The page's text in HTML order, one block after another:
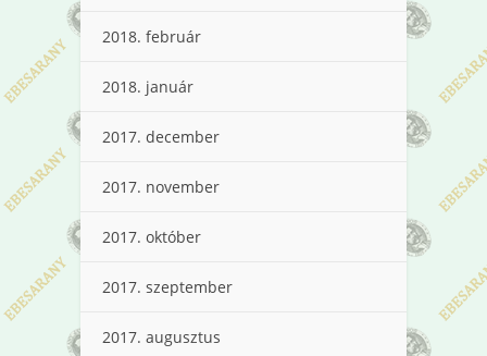
2018. február
2018. január
2017. december
2017. november
2017. október
2017. szeptember
2017. augusztus